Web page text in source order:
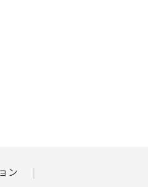
ン